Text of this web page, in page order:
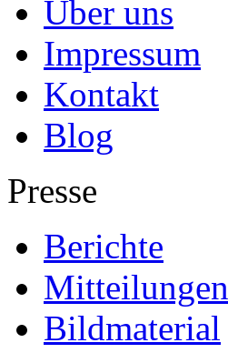
Über uns
Impressum
Kontakt
Blog
Presse
Berichte
Mitteilungen
Bildmaterial